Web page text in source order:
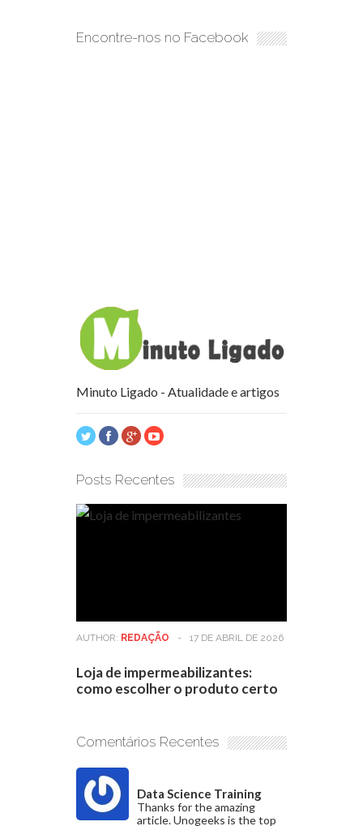
Encontre-nos no Facebook
Minuto Ligado - Atualidade e artigos
Posts Recentes
AUTHOR: REDAÇÃO - 17 DE ABRIL DE 2026
Loja de impermeabilizantes:
como escolher o produto certo
Comentários Recentes
Data Science Training
Thanks for the amazing
article. Unogeeks is the top